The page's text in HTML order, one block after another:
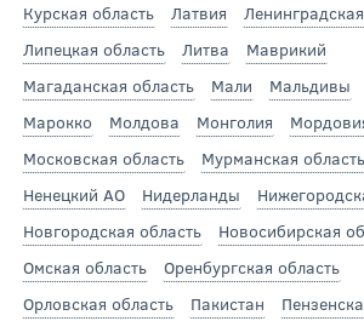
Курская область
Латвия
Липецкая область
Литва
Маврикий
Магаданская область
Мали Мальдивы
Марокко
Молдова Монголия
Московская область
Мурманская область
Ненецкий АО
Нидерланды
Новгородская область
Новосибирская
Омская область
Оренбургская область
Орловская область
Пакистан